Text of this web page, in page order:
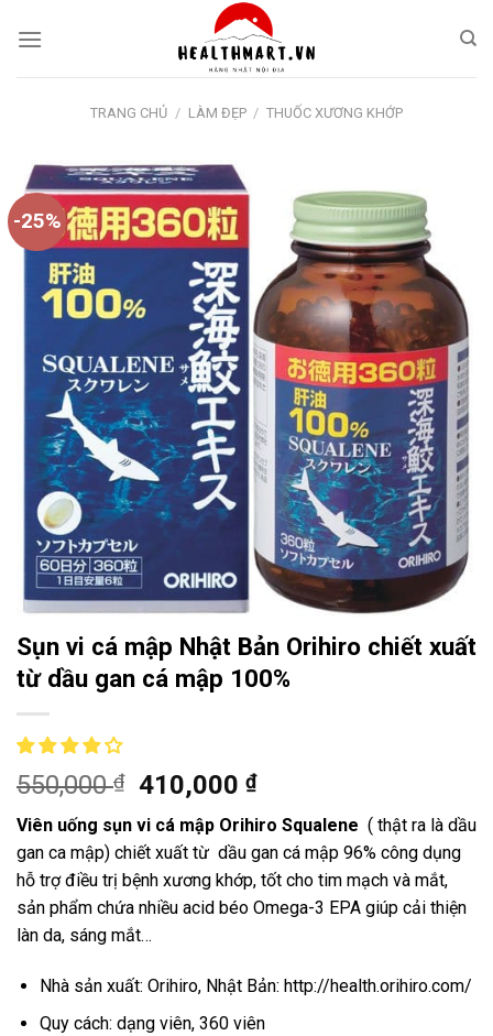
TRANG CHỦ / LÀM ĐẸP / THUỐC XƯƠNG KHỚP
-25%
Sụn vi cá mập Nhật Bản Orihiro chiết xuất
từ dầu gan cá mập 100%
550,000₫ 410,000₫
Viên uống sụn vi cá mập Orihiro Squalene ( thật ra là dầu
gan ca mập) chiết xuất từ dầu gan cá mập 96% công dụng
hỗ trợ điều trị bệnh xương khớp, tốt cho tim mạch và mắt,
sản phẩm chứa nhiều acid béo Omega-3 EPA giúp cải thiện
làn da, sáng mắt…
Nhà sản xuất: Orihiro, Nhật Bản: http://health.orihiro.com/
Quy cách: dạng viên, 360 viên